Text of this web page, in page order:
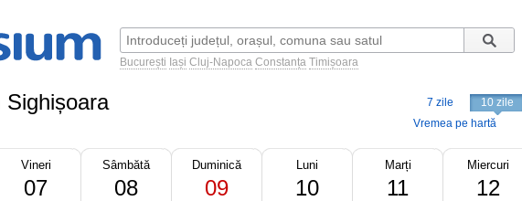
București Iași Cluj-Napoca Constanța Timișoara
Sighișoara 7 zile
10 zile
Vremea pe hartă
Vineri
07
Sâmbătă
08
Duminică
09
Luni
10
Marți
11
Miercuri
12